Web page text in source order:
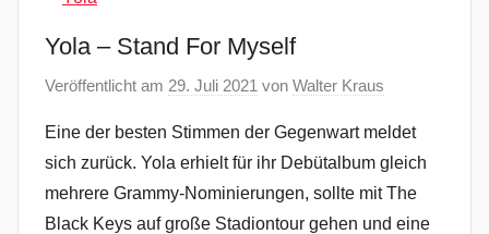
Yola – Stand For Myself
Veröffentlicht am 29. Juli 2021 von Walter Kraus
Eine der besten Stimmen der Gegenwart meldet
sich zurück. Yola erhielt für ihr Debütalbum gleich
mehrere Grammy-Nominierungen, sollte mit The
Black Keys auf große Stadiontour gehen und eine